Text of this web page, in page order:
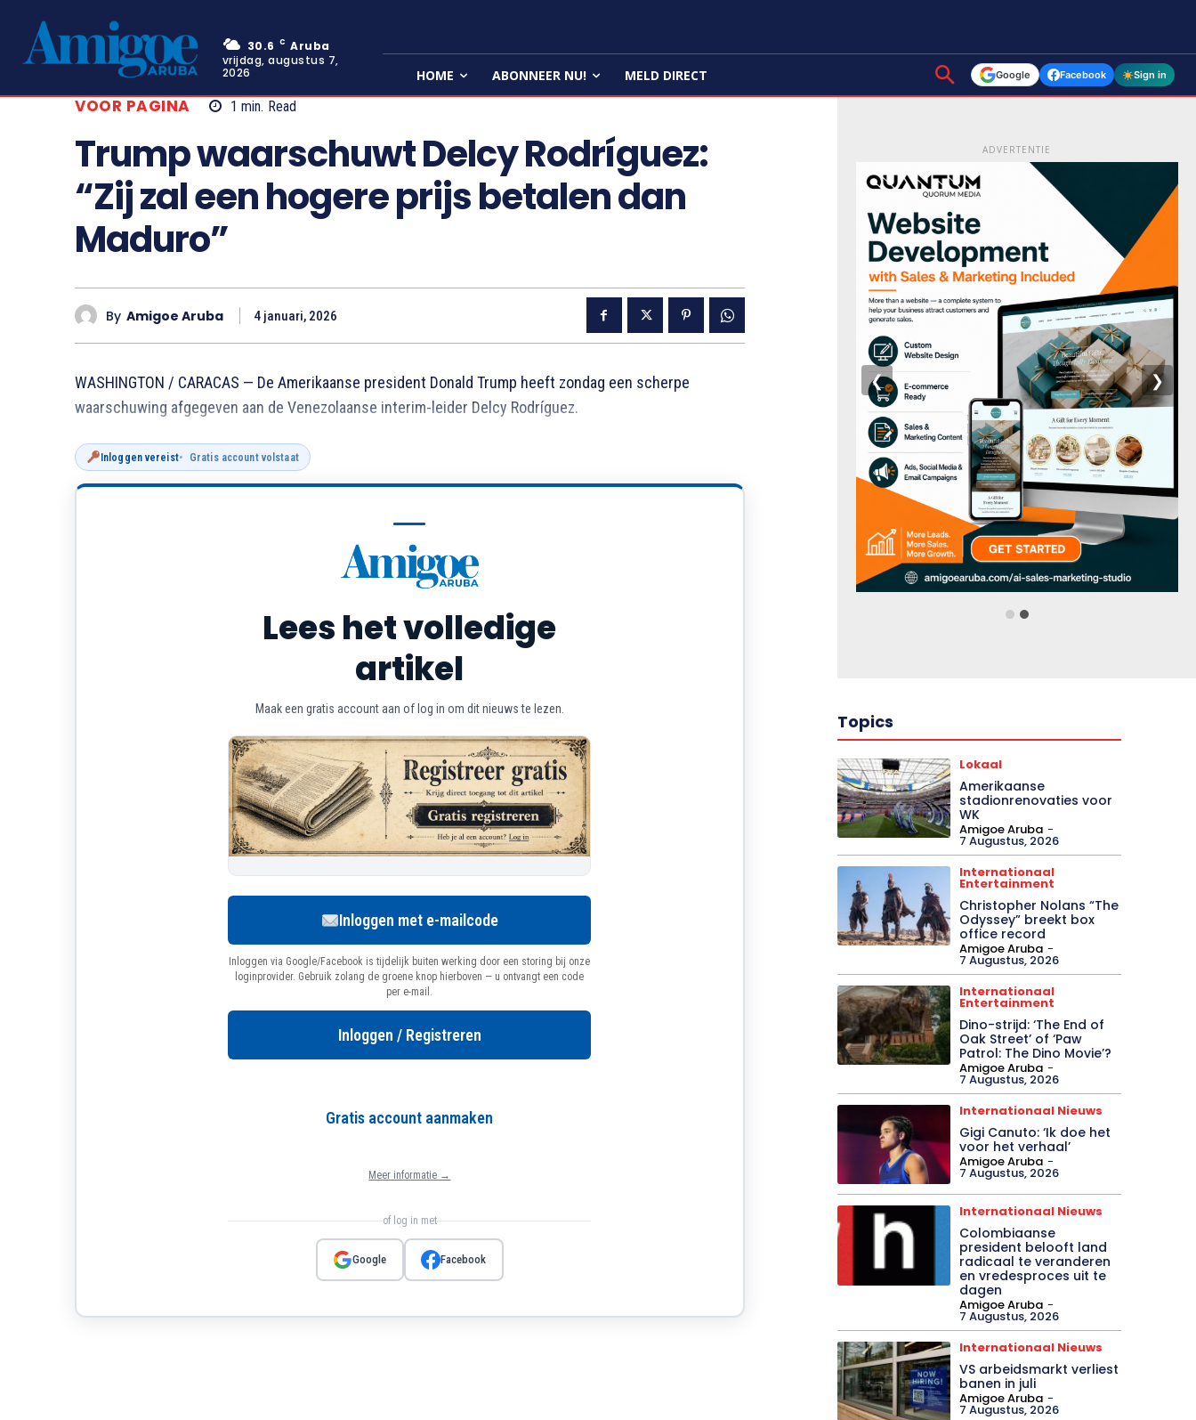
30.6 C Aruba
vrijdag, augustus 7,
2026
HOME ABONNEER NU! MELD DIRECT Google Facebook Sign in
VOOR PAGINA 1 min. Read
Trump waarschuwt Delcy Rodríguez:
“Zij zal een hogere prijs betalen dan
Maduro”
By Amigoe Aruba 4 januari, 2026
WASHINGTON / CARACAS — De Amerikaanse president Donald Trump heeft zondag een scherpe
waarschuwing afgegeven aan de Venezolaanse interim-leider Delcy Rodríguez.
Inloggen vereist Gratis account volstaat
Lees het volledige
artikel
Maak een gratis account aan of log in om dit nieuws te lezen.
Inloggen met e-mailcode
Inloggen via Google/Facebook is tijdelijk buiten werking door een storing bij onze
loginprovider. Gebruik zolang de groene knop hierboven — u ontvangt een code
per e-mail.
Inloggen / Registreren
Gratis account aanmaken
Meer informatie →
of log in met
Google Facebook
ADVERTENTIE
❮ ❯
Topics
Lokaal
Amerikaanse
stadionrenovaties voor
WK
Amigoe Aruba -
7 Augustus, 2026
Internationaal
Entertainment
Christopher Nolans “The
Odyssey” breekt box
office record
Amigoe Aruba -
7 Augustus, 2026
Internationaal
Entertainment
Dino-strijd: ‘The End of
Oak Street’ of ‘Paw
Patrol: The Dino Movie’?
Amigoe Aruba -
7 Augustus, 2026
Internationaal Nieuws
Gigi Canuto: ‘Ik doe het
voor het verhaal’
Amigoe Aruba -
7 Augustus, 2026
Internationaal Nieuws
Colombiaanse
president belooft land
radicaal te veranderen
en vredesproces uit te
dagen
Amigoe Aruba -
7 Augustus, 2026
Internationaal Nieuws
VS arbeidsmarkt verliest
banen in juli
Amigoe Aruba -
7 Augustus, 2026